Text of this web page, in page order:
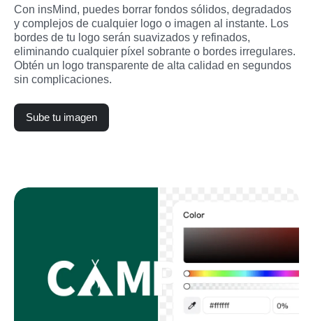
Con insMind, puedes borrar fondos sólidos, degradados
y complejos de cualquier logo o imagen al instante. Los
bordes de tu logo serán suavizados y refinados,
eliminando cualquier píxel sobrante o bordes irregulares.
Obtén un logo transparente de alta calidad en segundos
sin complicaciones.
Sube tu imagen